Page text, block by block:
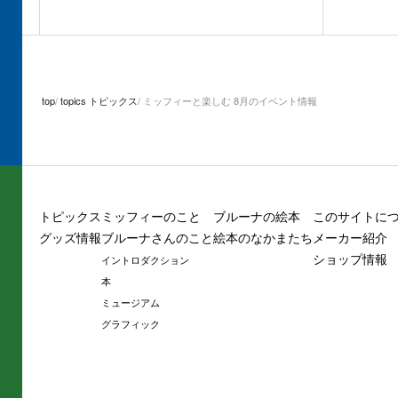
top topics トピックス ミッフィーと楽しむ 8月のイベント情報
トピックス
グッズ情報
ミッフィーのこと
ブルーナさんのこと
イントロダクション
本
ミュージアム
グラフィック
ブルーナの絵本
絵本のなかまたち
このサイトに
メーカー紹介
ショップ情報